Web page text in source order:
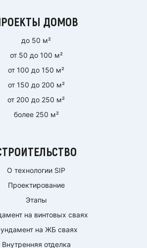
ДОМОВ
до 50 м²
от 50 до 100 м²
от 100 до 150 м²
от 150 до 200 м²
от 200 до 250 м²
более 250 м²
О технологии SIP
Проектирование
Этапы
на винтовых сваях
на ЖБ сваях
Внутренняя отделка